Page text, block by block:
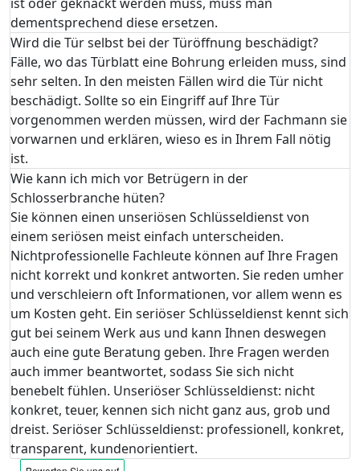
dementsprechend diese ersetzen.
Wird die Tür selbst bei der Türöffnung beschädigt?
Fälle, wo das Türblatt eine Bohrung erleiden muss, sind
sehr selten. In den meisten Fällen wird die Tür nicht
beschädigt. Sollte so ein Eingriff auf Ihre Tür
vorgenommen werden müssen, wird der Fachmann sie
vorwarnen und erklären, wieso es in Ihrem Fall nötig
ist.
Wie kann ich mich vor Betrügern in der
Schlosserbranche hüten?
Sie können einen unseriösen Schlüsseldienst von
einem seriösen meist einfach unterscheiden.
Nichtprofessionelle Fachleute können auf Ihre Fragen
nicht korrekt und konkret antworten. Sie reden umher
und verschleiern oft Informationen, vor allem wenn es
um Kosten geht. Ein seriöser Schlüsseldienst kennt sich
gut bei seinem Werk aus und kann Ihnen deswegen
auch eine gute Beratung geben. Ihre Fragen werden
auch immer beantwortet, sodass Sie sich nicht
benebelt fühlen. Unseriöser Schlüsseldienst: nicht
konkret, teuer, kennen sich nicht ganz aus, grob und
dreist. Seriöser Schlüsseldienst: professionell, konkret,
transparent, kundenorientiert.